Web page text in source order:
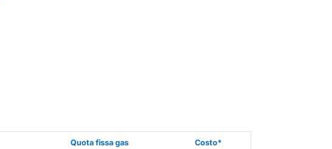
Quota fissa gas Costo*